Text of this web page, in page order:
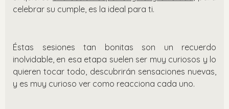
celebrar su cumple, es la ideal para ti.
Éstas sesiones tan bonitas son un recuerdo
inolvidable, en esa etapa suelen ser muy curiosos y lo
quieren tocar todo, descubrirán sensaciones nuevas,
y es muy curioso ver como reacciona cada uno.